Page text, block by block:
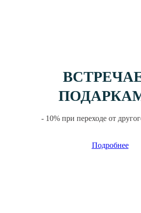
- 10% при переходе от
Подробнее